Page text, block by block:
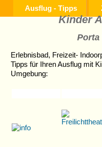
Ausflug - Tipps
Kinder
Porta
Erlebnisbad, Freizeit-
Tipps für Ihren Ausflug mit
Umgebung: